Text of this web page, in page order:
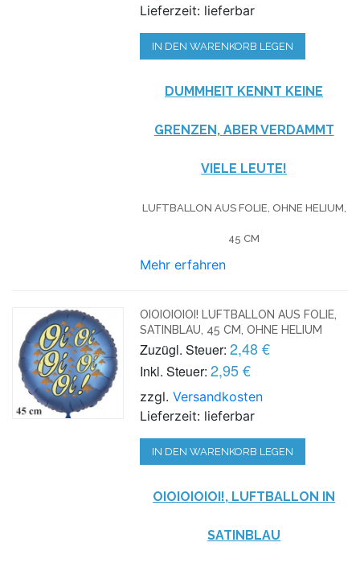
Lieferzeit: lieferbar
IN DEN WARENKORB LEGEN
DUMMHEIT KENNT KEINE
GRENZEN, ABER VERDAMMT
VIELE LEUTE!
LUFTBALLON AUS FOLIE, OHNE HELIUM,
45 CM
Mehr erfahren
OIOIOIOIOI! LUFTBALLON AUS FOLIE,
SATINBLAU, 45 CM, OHNE HELIUM
Zuzügl. Steuer: 2,48 €
Inkl. Steuer: 2,95 €
zzgl.Versandkosten
Lieferzeit: lieferbar
IN DEN WARENKORB LEGEN
OIOIOIOIOI!, LUFTBALLON IN
SATINBLAU